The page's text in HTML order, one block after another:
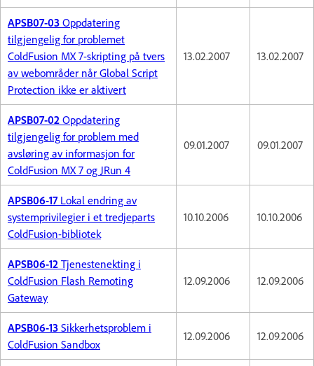
APSB07-03 Oppdatering
tilgjengelig for problemet
ColdFusion MX 7-skripting på tvers
av webområder når Global Script
Protection ikke er aktivert
13.02.2007 13.02.2007
APSB07-02 Oppdatering
tilgjengelig for problem med
avsløring av informasjon for
ColdFusion MX 7 og JRun 4
09.01.2007 09.01.2007
APSB06-17 Lokal endring av
systemprivilegier i et tredjeparts
ColdFusion-bibliotek
10.10.2006 10.10.2006
APSB06-12 Tjenestenekting i
ColdFusion Flash Remoting
Gateway
12.09.2006 12.09.2006
APSB06-13 Sikkerhetsproblem i
ColdFusion Sandbox
12.09.2006 12.09.2006